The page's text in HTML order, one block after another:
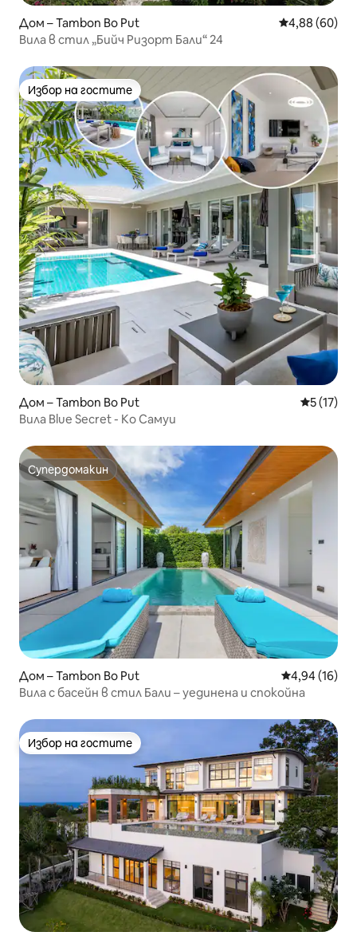
Дом – Tambon Bo Put Средна
4,88 (60)
Вила в стил „Бийч Ризорт Бали“ 24
Избор на гостите
Избор на гостите
Дом – Tambon Bo Put Средна
5 (17)
Вила Blue Secret - Ко Самуи
Супердомакин
Супердомакин
Дом – Tambon Bo Put Средна
4,94 (16)
Вила с басейн в стил Бали – уединена и спокойна
Избор на гостите
Избор на гостите